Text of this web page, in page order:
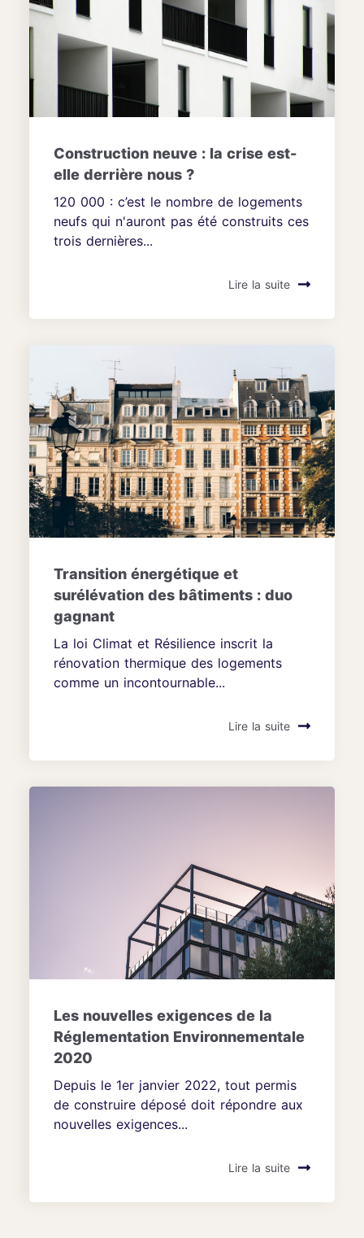
Construction neuve : la crise est-
elle derrière nous ?
120 000 : c’est le nombre de logements
neufs qui n'auront pas été construits ces
trois dernières...
Lire la suite
Transition énergétique et
surélévation des bâtiments : duo
gagnant
La loi Climat et Résilience inscrit la
rénovation thermique des logements
comme un incontournable...
Lire la suite
Les nouvelles exigences de la
Réglementation Environnementale
2020
Depuis le 1er janvier 2022, tout permis
de construire déposé doit répondre aux
nouvelles exigences...
Lire la suite